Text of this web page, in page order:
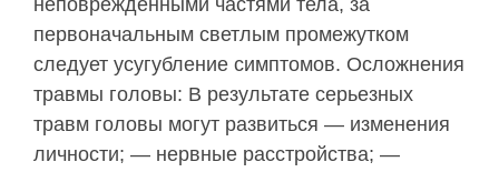
неповрежденными частями тела, за
первоначальным светлым промежутком
следует усугубление симптомов. Осложнения
травмы головы: В результате серьезных
травм головы могут развиться — изменения
личности; — нервные расстройства; —